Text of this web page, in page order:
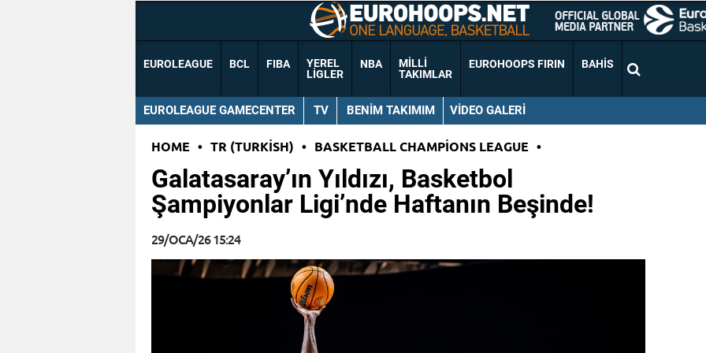
EUROLEAGUE BCL FIBA
YEREL
LIGLER
NBA
MILLI
TAKIMLAR
EUROHOOPS FIRIN BAHIS
EUROLEAGUE GAMECENTER TV BENIM TAKIMIM VIDEO GALERI
HOME • TR (TURKISH) • BASKETBALL CHAMPIONS LEAGUE •
Galatasaray’ın Yıldızı, Basketbol
Şampiyonlar Ligi’nde Haftanın Beşinde!
29/OCA/26 15:24